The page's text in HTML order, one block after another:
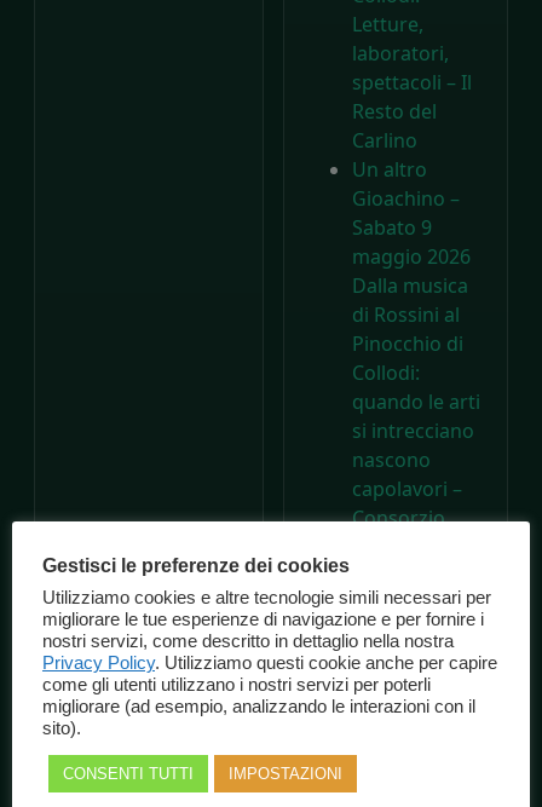
Letture,
laboratori,
spettacoli – Il
Resto del
Carlino
Un altro
Gioachino –
Sabato 9
maggio 2026
Dalla musica
di Rossini al
Pinocchio di
Collodi:
quando le arti
si intrecciano
nascono
capolavori –
Consorzio
A 200 anni
dalla nascita di
Carlo Collodi,
Il Parco di
Pinocchio
compie
Gestisci le preferenze dei cookies
Utilizziamo cookies e altre tecnologie simili necessari per
migliorare le tue esperienze di navigazione e per fornire i
nostri servizi, come descritto in dettaglio nella nostra
Privacy Policy. Utilizziamo questi cookie anche per capire
come gli utenti utilizzano i nostri servizi per poterli
migliorare (ad esempio, analizzando le interazioni con il
sito).
CONSENTI TUTTI IMPOSTAZIONI